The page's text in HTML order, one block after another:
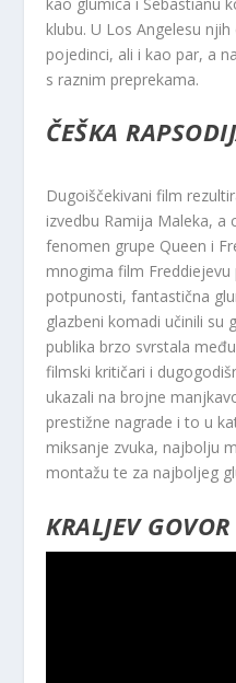
klubu. U Los Angelesu
pojedinci, ali i kao par, a
s raznim preprekama.
ČEŠKA
Dugoiščekivani film
izvedbu Ramija Maleka, a
fenomen grupe Queen i
mnogima film Freddiejevu
potpunosti, fantastična
glazbeni komadi učinili su
publika brzo svrstala
filmski kritičari i
ukazali na brojne
prestižne nagrade i to u
miksanje zvuka, najbolju
montažu te za najboljeg
KRALJEV GOVOR